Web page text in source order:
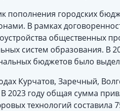
пополнения городских
В рамках
общественных
систем образования. В
бюджетов было
Курчатов, Заречный,
2023 году общая сумма
технологий составила